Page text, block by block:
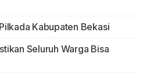
Kabupaten Bekasi
Seluruh Warga Bisa